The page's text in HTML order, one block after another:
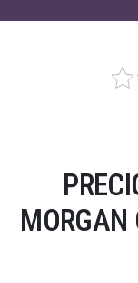
MORGAN